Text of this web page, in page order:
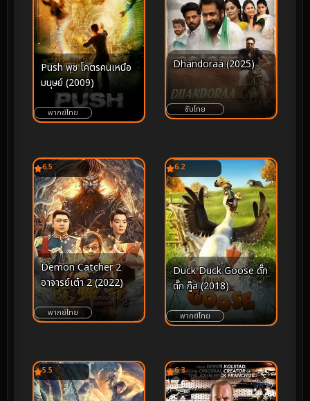
Push พุช โคตรคนเหนือ
มนุษย์ (2009)
พากย์ไทย
Dhandoraa (2025)
ซับไทย
6.5
Demon Catcher 2
อาจารย์เต๋า 2 (2022)
พากย์ไทย
6.2
Duck Duck Goose ดั๊ก
ดั๊ก กู๊ส (2018)
พากย์ไทย
5.5 6.3